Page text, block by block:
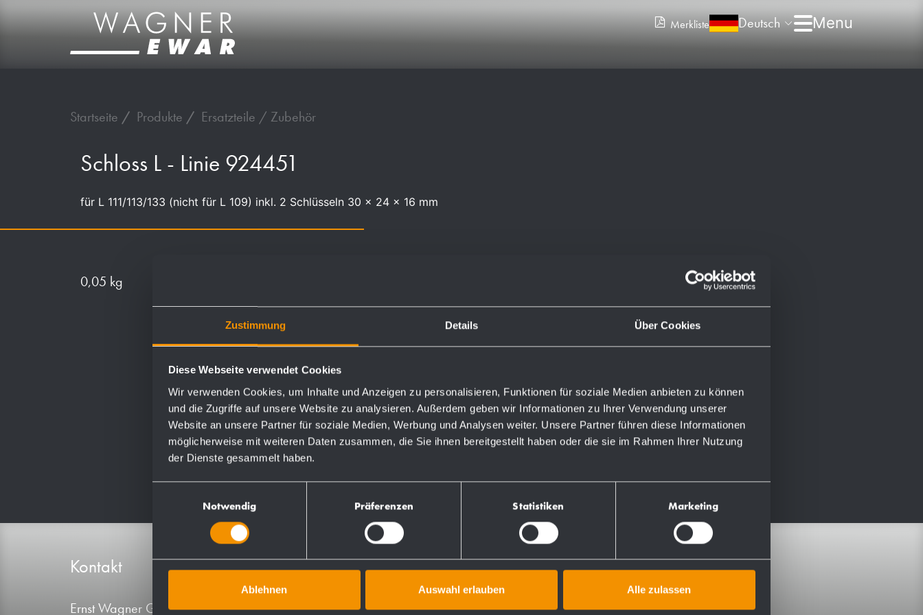
Zustimmung Details Über Cookies
Diese Webseite verwendet Cookies
Wir verwenden Cookies, um Inhalte und Anzeigen zu personalisieren, Funktionen für soziale Medien anbieten zu können
und die Zugriffe auf unsere Website zu analysieren. Außerdem geben wir Informationen zu Ihrer Verwendung unserer
Website an unsere Partner für soziale Medien, Werbung und Analysen weiter. Unsere Partner führen diese Informationen
möglicherweise mit weiteren Daten zusammen, die Sie ihnen bereitgestellt haben oder die sie im Rahmen Ihrer Nutzung
der Dienste gesammelt haben.
Notwendig Präferenzen Statistiken Marketing
Ablehnen Auswahl erlauben Alle zulassen
Merkliste Deutsch
Startseite Produkte Ersatzteile / Zubehör
Schloss L - Linie 924451
für L 111/113/133 (nicht für L 109) inkl. 2 Schlüsseln 30 x 24 x 16 mm
0,05 kg
Kontakt
Ernst Wagner GmbH & Co. KG
Produktlinien
A-Linie
Weitere Produkte
Ersatzteile/Zubehör
Infomaterial
Montage- &